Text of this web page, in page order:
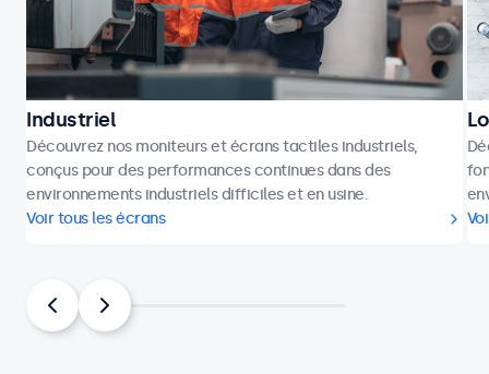
Industriel
Découvrez nos moniteurs et écrans tactiles industriels,
conçus pour des performances continues dans des
environnements industriels difficiles et en usine.
Voir tous les écrans